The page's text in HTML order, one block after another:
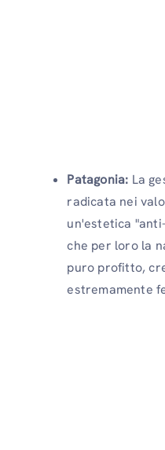
Patagonia: La
radicata nei
un'estetica
che per loro la
puro profitto,
estremamente